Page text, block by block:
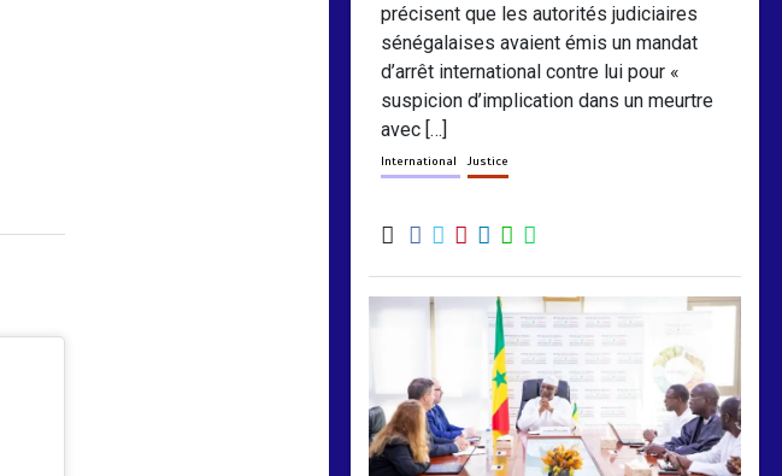
précisent que les autorités judiciaires
sénégalaises avaient émis un mandat
d’arrêt international contre lui pour «
suspicion d’implication dans un meurtre
avec […]
International Justice